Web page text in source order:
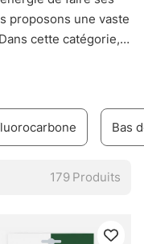
proposons une vaste
cette catégorie,
la pêche au
au sandre.
Bas
179 Produits